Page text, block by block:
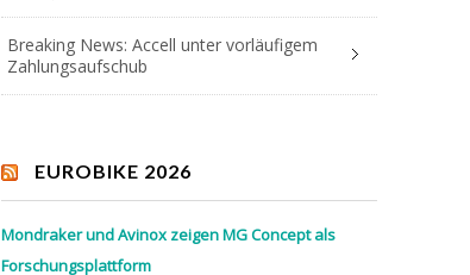
Breaking News: Accell unter vorläufigem
Zahlungsaufschub
EUROBIKE 2026
Mondraker und Avinox zeigen MG Concept als
Forschungsplattform